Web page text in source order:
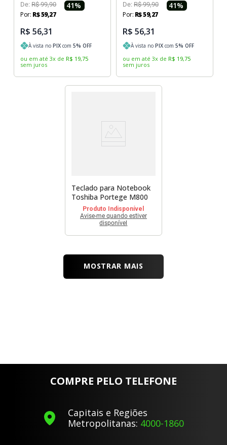
De:R$ 99,90 41%
Por: R$59,27
R$ 56,31
À vista noPIX com5% OFF
ou em até 3x de R$ 19,75
sem juros
De: R$ 99,90 41%
Por: R$59,27
R$ 56,31
À vista no PIX com 5% OFF
ou em até 3x de R$ 19,75
sem juros
Teclado para Notebook
Toshiba Portege M800
Produto Indisponível
Avise-me quando estiver
disponível
MOSTRAR MAIS
COMPRE PELO TELEFONE
Capitais e Regiões
Metropolitanas: 4000-1860